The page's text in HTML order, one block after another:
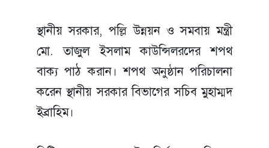
স্থানীয় সরকার, পল্লি উন্নয়ন ও সমবায় মন্ত্রী
মো. তাজুল ইসলাম কাউন্সিলরদের শপথ
বাক্য পাঠ করান। শপথ অনুষ্ঠান পরিচালনা
করেন স্থানীয় সরকার বিভাগের সচিব মুহাম্মদ
ইব্রাহিম।